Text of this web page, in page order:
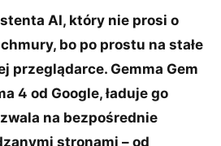
AI, który nie prosi o
bo po prostu na stałe
przeglądarce. Gemma Gem
4 od Google, ładuje go
na bezpośrednie
stronami – od